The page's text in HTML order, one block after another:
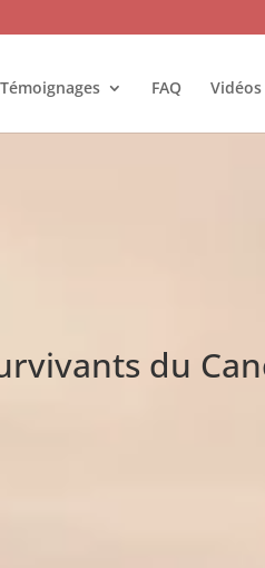
Témoignages FAQ Vidéos
du